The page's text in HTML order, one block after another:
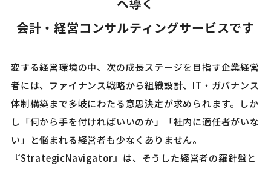
会計・経営コンサルティングサービスです
変する経営環境の中、次の成長ステージを目指す企業経営
者には、ファイナンス戦略から組織設計、IT・ガバナンス
体制構築まで多岐にわたる意思決定が求められます。しか
し「何から手を付ければいいのか」「社内に適任者がいな
い」と悩まれる経営者も少なくありません。
『StrategicNavigator』は、そうした経営者の羅針盤と